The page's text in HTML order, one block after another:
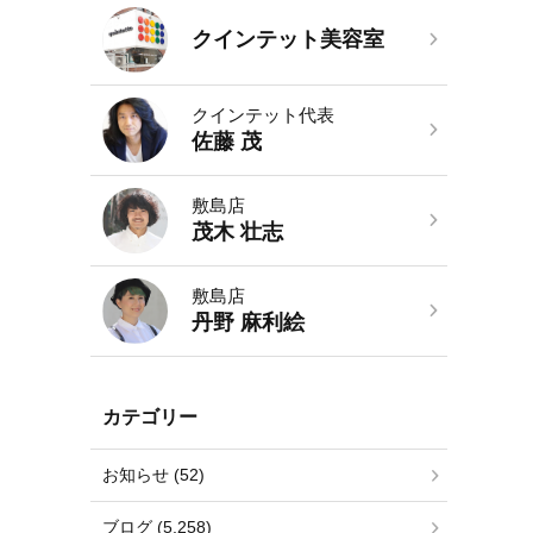
クインテット美容室
クインテット代表
佐藤 茂
敷島店
茂木 壮志
敷島店
丹野 麻利絵
カテゴリー
お知らせ (52)
ブログ (5,258)